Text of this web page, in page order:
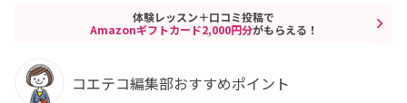
体験レッスン＋口コミ投稿で
Amazonギフトカード2,000円分がもらえる！
コエテコ編集部おすすめポイント